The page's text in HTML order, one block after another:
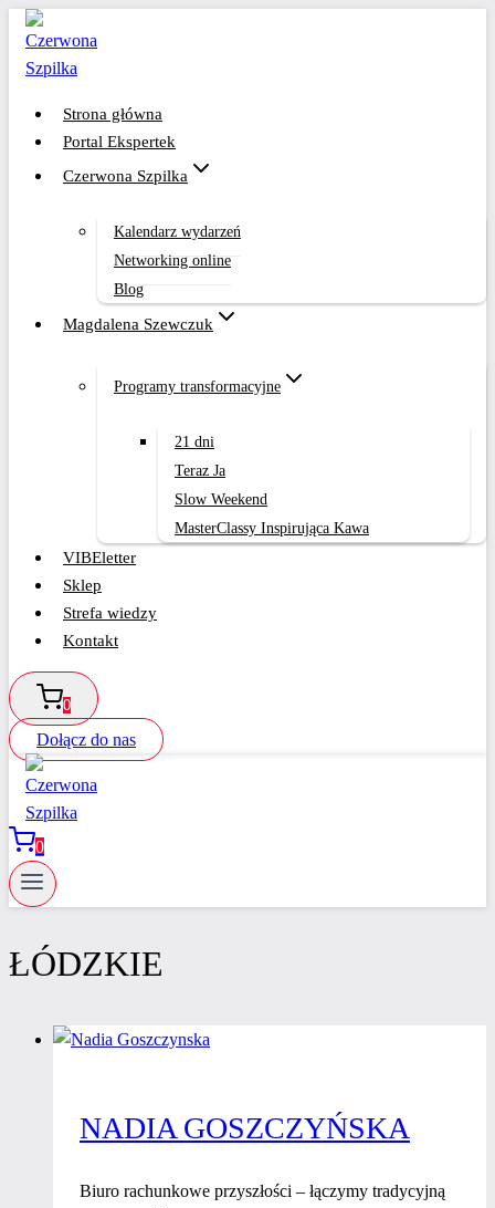
Przejdź
treści
Strona główna
Portal Ekspertek
Czerwona Szpilka
Kalendarz wydarzeń
Networking online
Blog
Magdalena Szewczuk
Programy transformacyjne
21 dni
Teraz Ja
Slow Weekend
MasterClassy Inspirująca Kawa
VIBEletter
Sklep
Strefa wiedzy
Kontakt
0
Dołącz do nas
0
ŁÓDZKIE
NADIA GOSZCZYŃSKA
Biuro rachunkowe przyszłości – łączymy tradycyjną